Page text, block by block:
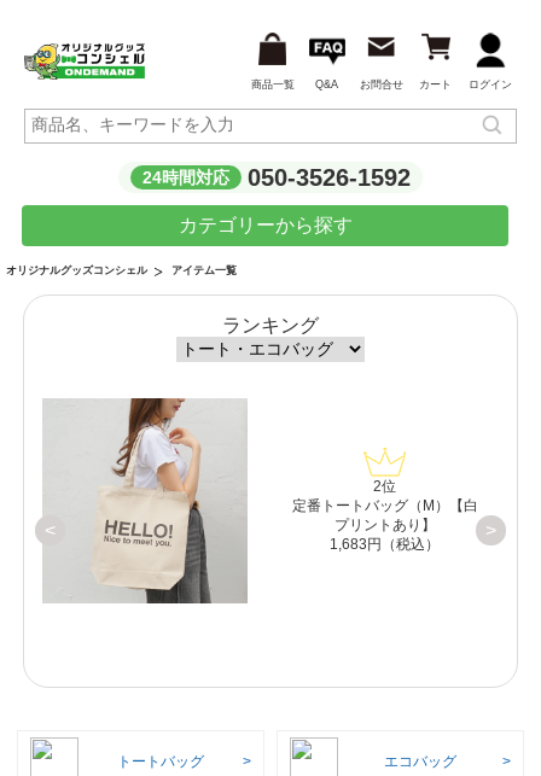
商品一覧 Q&A お問合せ カート ログイン
24時間対応 050-3526-1592
カテゴリーから探す
オリジナルグッズコンシェル アイテム一覧
ランキング
<
2位
定番トートバッグ（M）【白
プリントあり】
1,683円（税込）
>
トートバッグ エコバッグ